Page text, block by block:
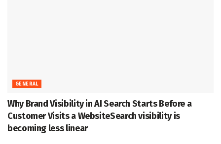
GENERAL
Why Brand Visibility in AI Search Starts Before a
Customer Visits a WebsiteSearch visibility is
becoming less linear